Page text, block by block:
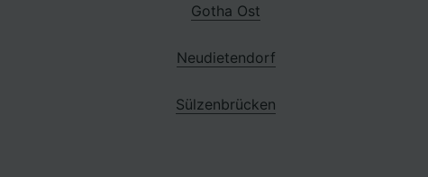
Gotha Ost
Neudietendorf
Sülzenbrücken